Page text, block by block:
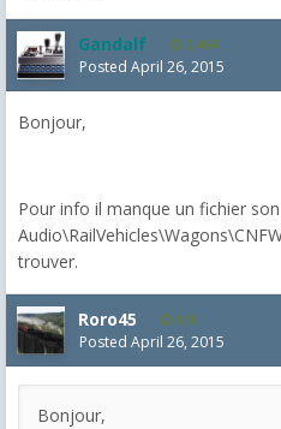
Gandalf 2,464
Posted April 26, 2015
Bonjour,
Pour info il manque un fichier
trouver.
Roro45 818
Posted April 26, 2015
Bonjour,